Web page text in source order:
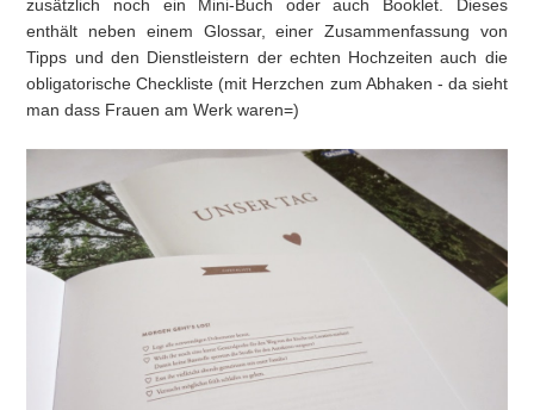
zusätzlich noch ein Mini-Buch oder auch Booklet. Dieses
enthält neben einem Glossar, einer Zusammenfassung von
Tipps und den Dienstleistern der echten Hochzeiten auch die
obligatorische Checkliste (mit Herzchen zum Abhaken - da sieht
man dass Frauen am Werk waren=)